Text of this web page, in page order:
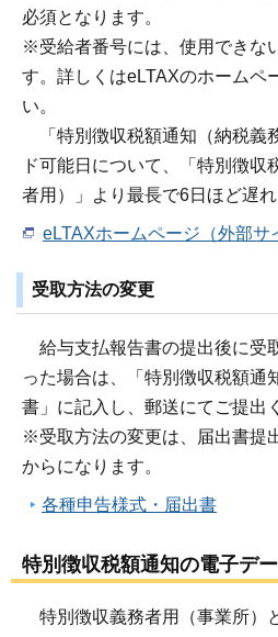
必須となります。
※受給者番号には、使用できな
す。詳しくはeLTAXのホームペ
い。
「特別徴収税額通知（納税義
ド可能日について、「特別徴収
者用）」より最長で6日ほど遅
eLTAXホームページ（外部サ
受取方法の変更
給与支払報告書の提出後に受
った場合は、「特別徴収税額通
書」に記入し、郵送にてご提出
※受取方法の変更は、届出書提
からになります。
各種申告様式・届出書
特別徴収税額通知の電子デ
特別徴収義務者用（事業所）